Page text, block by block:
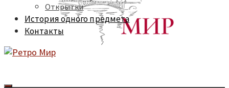
Открытки
История одного предмета
Контакты